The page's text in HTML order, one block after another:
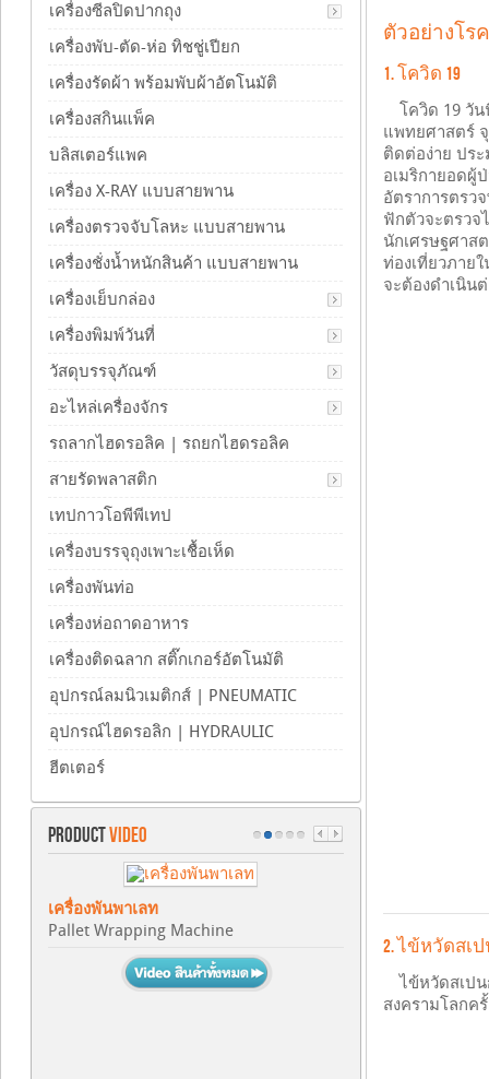
ตัวอย่างโร
1. โควิด 19
โควิด 19 วั
แพทยศาสตร์
ติดต่อง่าย ประ
อเมริกายอดผู้
อัตราการตรว
ฟักตัวจะตรวจ
นักเศรษฐศาส
ท่องเที่ยวภาย
จะต้องดำเนิน
2. ไข้หวัดสเ
ไข้หวัดสเป
สงครามโลกค
เครื่องซีลปิดปากถุง
เครื่องพับ-ตัด-ห่อ ทิชชู่เปียก
เครื่องรัดผ้า พร้อมพับผ้าอัตโนมัติ
เครื่องสกินแพ็ค
บลิสเตอร์แพค
เครื่อง X-RAY แบบสายพาน
เครื่องตรวจจับโลหะ แบบสายพาน
เครื่องชั่งน้ำหนักสินค้า แบบสายพาน
เครื่องเย็บกล่อง
เครื่องพิมพ์วันที่
วัสดุบรรจุภัณฑ์
อะไหล่เครื่องจักร
รถลากไฮดรอลิค | รถยกไฮดรอลิค
สายรัดพลาสติก
เทปกาวโอพีพีเทป
เครื่องบรรจุถุงเพาะเชื้อเห็ด
เครื่องพันท่อ
เครื่องห่อถาดอาหาร
เครื่องติดฉลาก สติ๊กเกอร์อัตโนมัติ
อุปกรณ์ลมนิวเมติกส์ | PNEUMATIC
อุปกรณ์ไฮดรอลิก | HYDRAULIC
ฮีตเตอร์
PRODUCTVIDEO
เครื่องพันพาเลท
Pallet Wrapping Machine
เครื่องขึ้นรูปกล่อง
Carton Erector